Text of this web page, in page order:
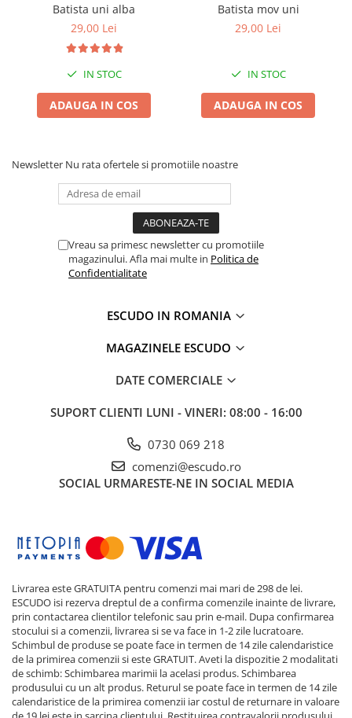
Batista uni alba
29,00 Lei
IN STOC
ADAUGA IN COS
Batista mov uni
29,00 Lei
IN STOC
ADAUGA IN COS
Newsletter Nu rata ofertele si promotiile noastre
Vreau sa primesc newsletter cu promotiile
magazinului. Afla mai multe in Politica de
Confidentialitate
ESCUDO IN ROMANIA
MAGAZINELE ESCUDO
DATE COMERCIALE
SUPORT CLIENTI LUNI - VINERI: 08:00 - 16:00
0730 069 218
comenzi@escudo.ro
SOCIAL URMARESTE-NE IN SOCIAL MEDIA
Livrarea este GRATUITA pentru comenzi mai mari de 298 de lei.
ESCUDO isi rezerva dreptul de a confirma comenzile inainte de livrare,
prin contactarea clientilor telefonic sau prin e-mail. Dupa confirmarea
stocului si a comenzii, livrarea si se va face in 1-2 zile lucratoare.
Schimbul de produse se poate face in termen de 14 zile calendaristice
de la primirea comenzii si este GRATUIT. Aveti la dispozitie 2 modalitati
de schimb: Schimbarea marimii la acelasi produs. Schimbarea
produsului cu un alt produs. Returul se poate face in termen de 14 zile
calendaristice de la primirea comenzii iar costul de returnare in valoare